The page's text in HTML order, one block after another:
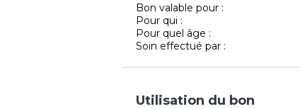
Bon valable pour :
Pour qui :
Pour quel âge :
Soin effectué par :
Utilisation du bon